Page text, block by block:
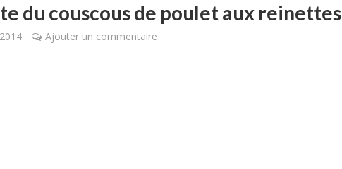
du couscous de poulet aux reinettes
Ajouter un commentaire